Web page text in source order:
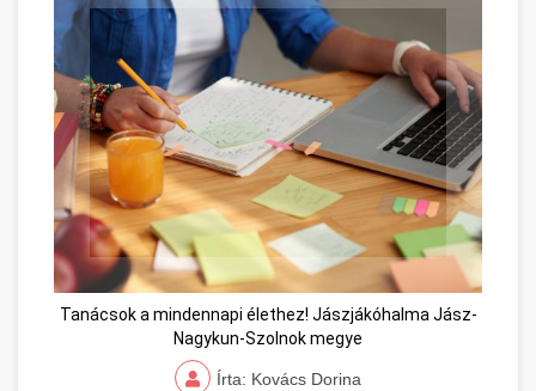
Tanácsok a mindennapi élethez! Jászjákóhalma Jász-
Nagykun-Szolnok megye
Írta: Kovács Dorina